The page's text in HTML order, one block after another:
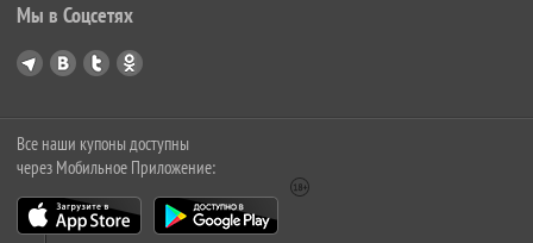
Мы в Соцсетях
Все наши купоны доступны
через Мобильное Приложение: